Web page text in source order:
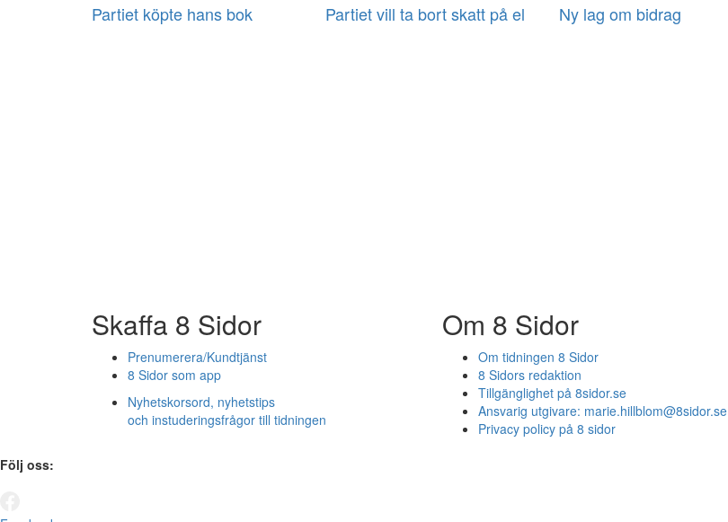
Partiet köpte hans bok Partiet vill ta bort skatt på el Ny lag om bidrag
Skaffa 8 Sidor
Prenumerera/Kundtjänst
8 Sidor som app
Nyhetskorsord, nyhetstips
och instuderingsfrågor till tidningen
Om 8 Sidor
Om tidningen 8 Sidor
8 Sidors redaktion
Tillgänglighet på 8sidor.se
Ansvarig utgivare: marie.hillblom@8sidor.se
Privacy policy på 8 sidor
Följ oss: